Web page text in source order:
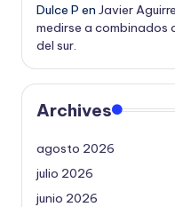
Dulce P en Javier
medirse a combinados
del sur.
Archives
agosto 2026
julio 2026
junio 2026